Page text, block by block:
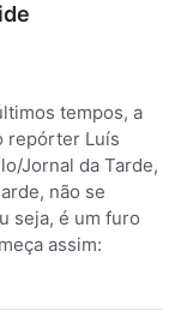
tempos, a
repórter Luís
Jornal da Tarde,
não se
seja, é um furo
assim: